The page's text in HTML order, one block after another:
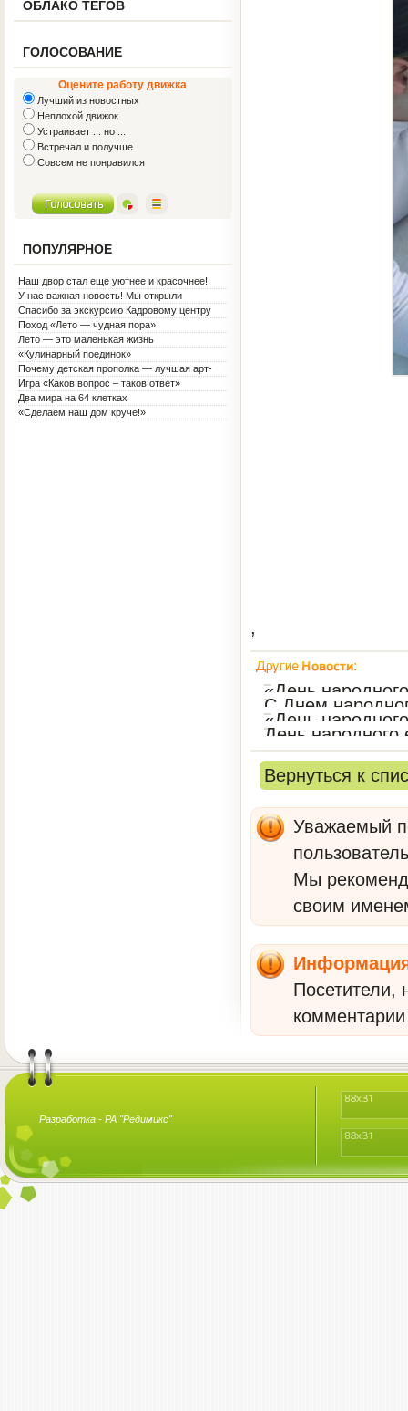
ОБЛАКО ТЕГОВ
ГОЛОСОВАНИЕ
Оцените работу движка
Лучший из новостных
Неплохой движок
Устраивает ... но ...
Встречал и получше
Совсем не понравился
ПОПУЛЯРНОЕ
Наш двор стал еще уютнее и красочнее!
У нас важная новость! Мы открыли
Социальную гостиную.
Спасибо за экскурсию Кадровому центру
Поход «Лето — чудная пора»
Лето — это маленькая жизнь
«Кулинарный поединок»
Почему детская прополка — лучшая арт-
терапия для воспитателя?
Игра «Каков вопрос – таков ответ»
Два мира на 64 клетках
«Сделаем наш дом круче!»
,
«День
С Днем
«День
День народного
Вернуться к
Уважаемый
Мы
своим
Посетители,
Разработка - РА "Редимикс"